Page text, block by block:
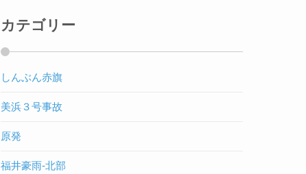
カテゴリー
しんぶん赤旗
美浜３号事故
原発
福井豪雨-北部